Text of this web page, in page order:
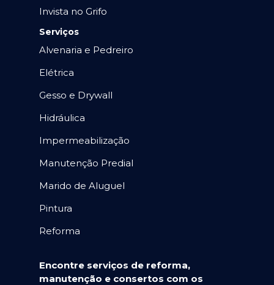
Invista no Grifo
Serviços
Alvenaria e Pedreiro
Elétrica
Gesso e Drywall
Hidráulica
Impermeabilização
Manutenção Predial
Marido de Aluguel
Pintura
Reforma
Encontre serviços de reforma,
manutenção e consertos com os